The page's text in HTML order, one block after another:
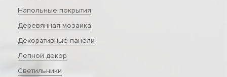
Напольные покрытия
Деревянная мозаика
Декоративные панели
Лепной декор
Светильники